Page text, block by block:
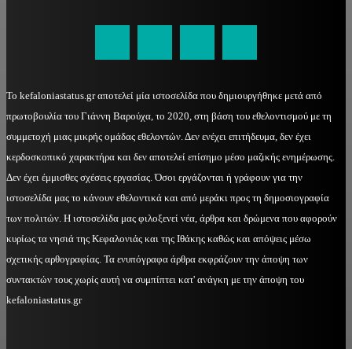
Το kefaloniastatus.gr αποτελεί μία ιστοσελίδα που δημιουργήθηκε μετά από
πρωτοβουλία του Γιάννη Βαρούχα, το 2020, στη βάση του εθελοντισμού με τη
συμμετοχή μιας μικρής ομάδας εθελοντών. Δεν ενέχει επιτήδευμα, δεν έχει
κερδοσκοπικό χαρακτήρα και δεν αποτελεί επίσημο μέσο μαζικής ενημέρωσης.
Δεν έχει έμμισθες σχέσεις εργασίας. Όσοι εργάζονται ή γράφουν για την
ιστοσελίδα μας το κάνουν εθελοντικά και από μεράκι προς τη δημοσιογραφία
των πολιτών. Η ιστοσελίδα μας φιλοξενεί νέα, άρθρα και δρώμενα που αφορούν
κυρίως τα νησιά της Κεφαλονιάς και της Ιθάκης καθώς και απόψεις μέσω
σχετικής αρθογραφίας. Τα ενυπόγραφα άρθρα εκφράζουν την άποψη των
συντακτών τους χωρίς αυτή να συμπίπτει κατ' ανάγκη με την άποψη του
kefaloniastatus.gr